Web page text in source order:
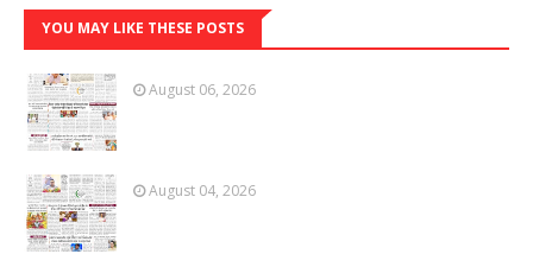
YOU MAY LIKE THESE POSTS
August 06, 2026
August 04, 2026